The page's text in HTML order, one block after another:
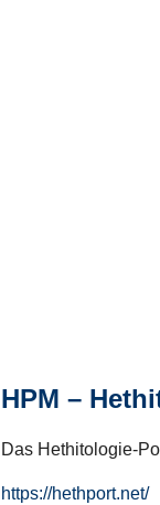
HPM –
Das Hethitologie-
https://hethport.net/